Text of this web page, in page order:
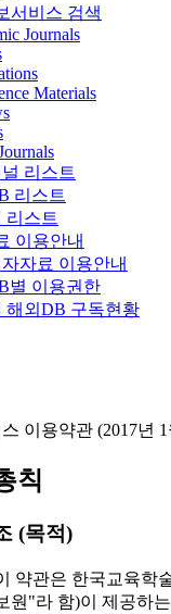
서비스 검색
Journals
Materials
리스트
리스트
리스트
이용안내
자료 이용안내
별 이용권한
해외DB 구독현황
이용약관 (2017년
칙
(목적)
약관은 한국교육학
원"라 함)이 제공하